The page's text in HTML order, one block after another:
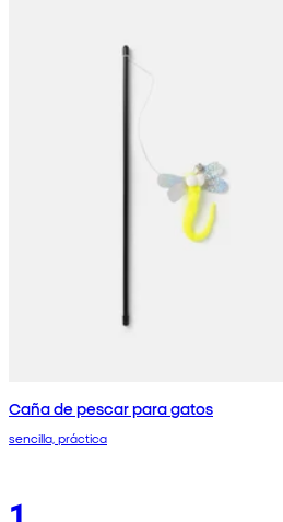
Caña de pescar para gatos
sencilla, práctica